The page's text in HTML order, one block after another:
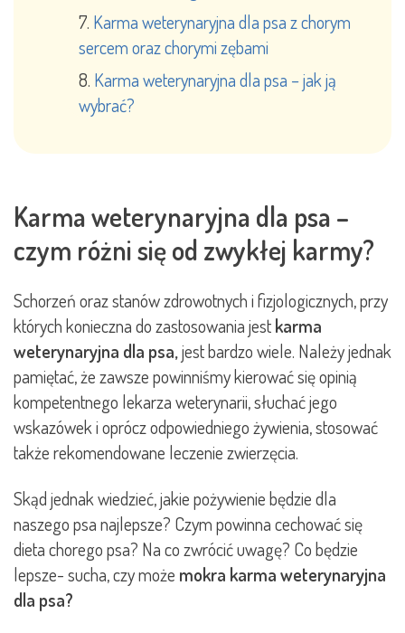
Karma weterynaryjna dla psa z chorym
sercem oraz chorymi zębami
Karma weterynaryjna dla psa – jak ją
wybrać?
Karma weterynaryjna dla psa –
czym różni się od zwykłej karmy?
Schorzeń oraz stanów zdrowotnych i fizjologicznych, przy
których konieczna do zastosowania jestkarma
weterynaryjna dla psa,jest bardzo wiele. Należy jednak
pamiętać, że zawsze powinniśmy kierować się opinią
kompetentnego lekarza weterynarii, słuchać jego
wskazówek i oprócz odpowiedniego żywienia, stosować
także rekomendowane leczenie zwierzęcia.
Skąd jednak wiedzieć, jakie pożywienie będzie dla
naszego psa najlepsze? Czym powinna cechować się
dieta chorego psa? Na co zwrócić uwagę? Co będzie
lepsze- sucha, czy może mokra karma weterynaryjna
dla psa?